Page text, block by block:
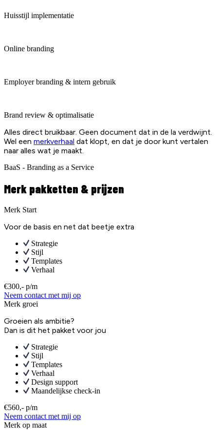
Huisstijl implementatie
Online branding
Employer branding & intern gebruik
Brand review & optimalisatie
Alles direct bruikbaar. Geen document dat in de la verdwijnt.
Wel een merkverhaal dat klopt, en dat je door kunt vertalen
naar alles wat je maakt.
BaaS - Branding as a Service
Merk pakketten & prijzen
Merk Start
Voor de basis en net dat beetje extra
Strategie
Stijl
Templates
Verhaal
€300,- p/m
Neem contact met mij op
Merk groei
Groeien als ambitie?
Dan is dit het pakket voor jou
Strategie
Stijl
Templates
Verhaal
Design support
Maandelijkse check-in
€560,- p/m
Neem contact met mij op
Merk op maat